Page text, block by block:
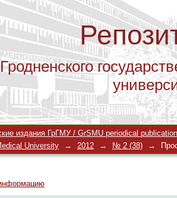
Гродненского
и внутриутробная
издания ГрГМУ / GrSMU periodical
University
→ 2012 → № 2 (38) →